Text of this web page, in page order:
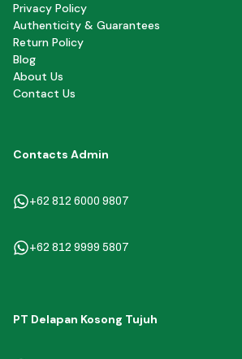
Privacy Policy
Authenticity & Guarantees
Return Policy
Blog
About Us
Contact Us
Contacts Admin
+62 812 6000 9807
+62 812 9999 5807
PT Delapan Kosong Tujuh